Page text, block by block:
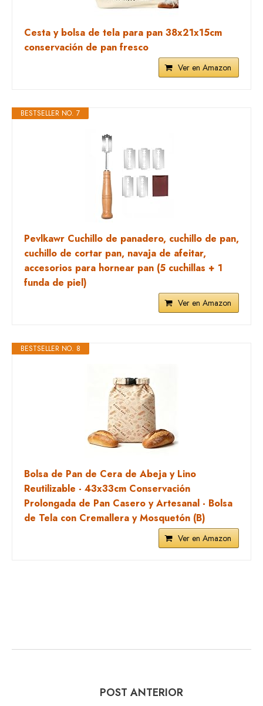
Cesta y bolsa de tela para pan 38x21x15cm
conservación de pan fresco
Ver en Amazon
BESTSELLER NO. 7
Pevlkawr Cuchillo de panadero, cuchillo de pan,
cuchillo de cortar pan, navaja de afeitar,
accesorios para hornear pan (5 cuchillas + 1
funda de piel)
Ver en Amazon
BESTSELLER NO. 8
Bolsa de Pan de Cera de Abeja y Lino
Reutilizable - 43x33cm Conservación
Prolongada de Pan Casero y Artesanal - Bolsa
de Tela con Cremallera y Mosquetón (B)
Ver en Amazon
POST ANTERIOR